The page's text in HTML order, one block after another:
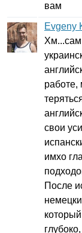
вам
Evgeny
Хм...сам
работе,
свои
имхо
После